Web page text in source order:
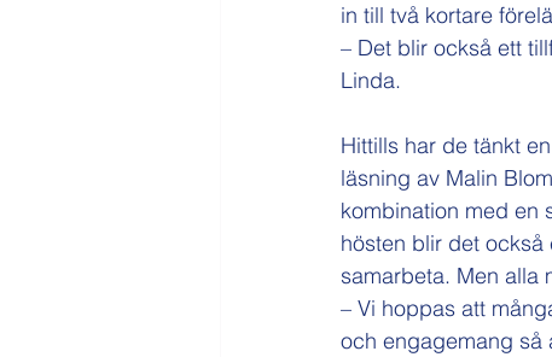
in till två kortare
– Det blir också ett
Linda.
Hittills har de tänkt
läsning av Malin
kombination med en
hösten blir det också
samarbeta. Men alla
– Vi hoppas att
och engagemang så